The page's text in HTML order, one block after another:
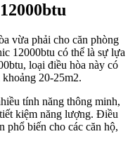
vừa phải cho căn phòng
12000btu có thể là sự lựa
loại điều hòa này có
20-25m2.
tính năng thông minh,
kiệm năng lượng. Điều
phổ biến cho các căn hộ,